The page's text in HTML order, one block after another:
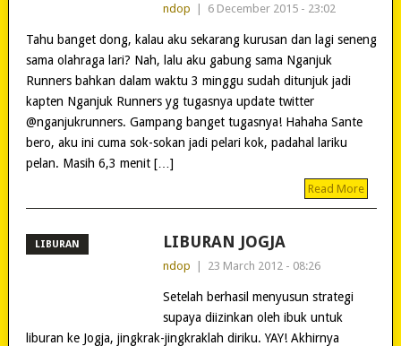
ndop 6 December 2015 - 23:02
Tahu banget dong, kalau aku sekarang kurusan dan lagi seneng
sama olahraga lari? Nah, lalu aku gabung sama Nganjuk
Runners bahkan dalam waktu 3 minggu sudah ditunjuk jadi
kapten Nganjuk Runners yg tugasnya update twitter
@nganjukrunners. Gampang banget tugasnya! Hahaha Sante
bero, aku ini cuma sok-sokan jadi pelari kok, padahal lariku
pelan. Masih 6,3 menit […]
Read More
LIBURAN LIBURAN JOGJA
ndop 23 March 2012 - 08:26
Setelah berhasil menyusun strategi
supaya diizinkan oleh ibuk untuk
liburan ke Jogja, jingkrak-jingkraklah diriku. YAY! Akhirnya